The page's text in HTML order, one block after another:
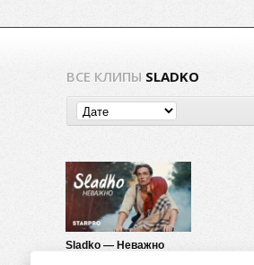
ВСЕ КЛИПЫ SLADKO
Sladko — Неважно